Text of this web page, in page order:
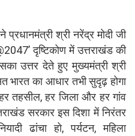
श्री नरेंद्र मोदी जी
दृष्टिकोण में उत्तराखंड की
उत्तर देते हुए मुख्यमंत्री श्री
भारत का आधार तभी सुदृढ़ होगा
तहसील, हर जिला और हर गांव
सरकार इस दिशा में निरंतर
ढांचा हो, पर्यटन, महिला